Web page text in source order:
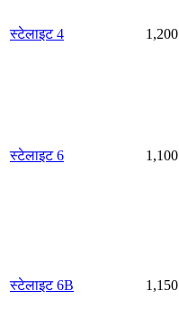
स्टेलाइट 4 1,200
स्टेलाइट 6 1,100
स्टेलाइट 6B 1,150